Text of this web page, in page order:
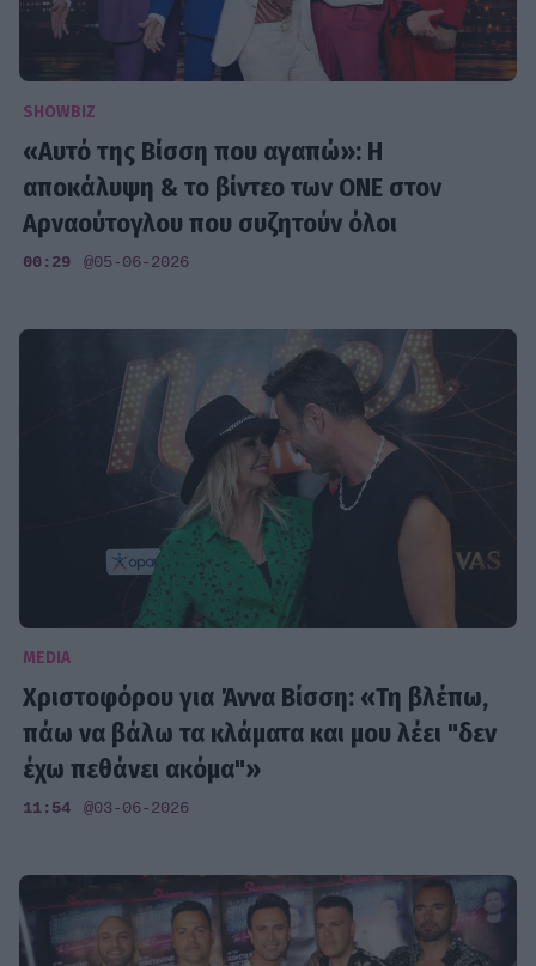
SHOWBIZ
«Αυτό της Βίσση που αγαπώ»: Η
αποκάλυψη & το βίντεο των ONE στον
Αρναούτογλου που συζητούν όλοι
00:29 @05-06-2026
MEDIA
Χριστοφόρου για Άννα Βίσση: «Τη βλέπω,
πάω να βάλω τα κλάματα και μου λέει "δεν
έχω πεθάνει ακόμα"»
11:54 @03-06-2026